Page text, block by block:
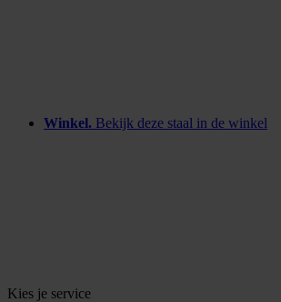
Winkel. Bekijk deze staal in de winkel
Kies je service